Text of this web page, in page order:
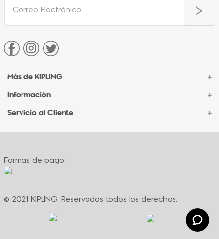
Más de KIPLING +
Acerca de Kipling
Sucursales
Información +
Contacto Corporativo
Formas de pago
Servicio al Cliente +
Contacto
Políticas de cambio
Términos y condiciones de promociones
Política de privacidad
Formas de pago:
© 2021 KIPLING. Reservados todos los derechos.